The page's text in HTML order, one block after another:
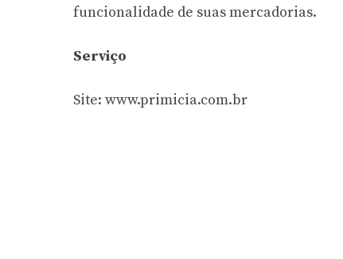
funcionalidade de suas mercadorias.
Serviço
Site: www.primicia.com.br